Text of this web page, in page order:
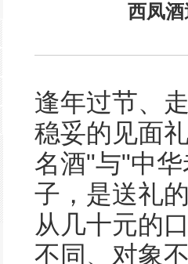
西凤
逢年过节、
稳妥的见面
名酒"与"中
子，是送礼
从几十元的
不同、对象